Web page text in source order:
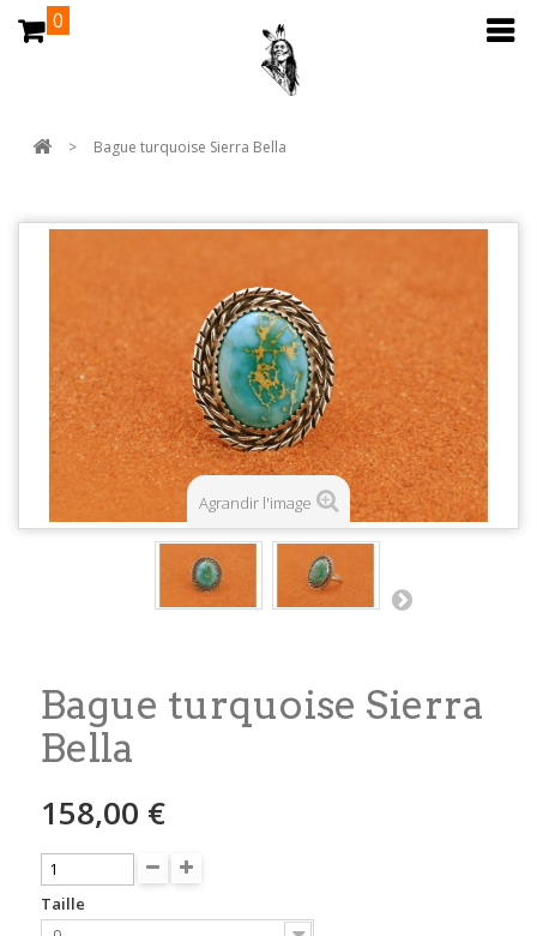
0
> Bague turquoise Sierra Bella
Agrandir l'image
Bague turquoise Sierra
Bella
158,00 €
Taille